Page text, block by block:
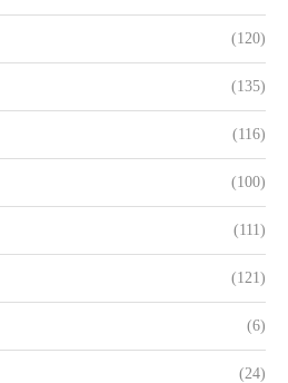
(120)
(135)
(116)
(100)
(111)
(121)
(6)
(24)